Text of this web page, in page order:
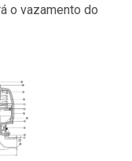
o vazamento do